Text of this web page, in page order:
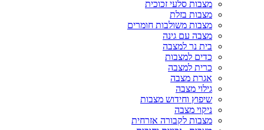
מצבות סלעי זכוכית
מצבות בזלת
מצבות משולבות חומרים
מצבה עם גינה
בית נר למצבה
כדים למצבות
כרית למצבה
אגרת מצבה
גילוי מצבה
שיפוץ וחידוש מצבות
ניקוי מצבה
מצבות לקבורה אזרחית